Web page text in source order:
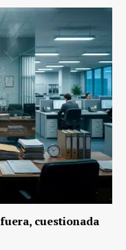
cuestionada